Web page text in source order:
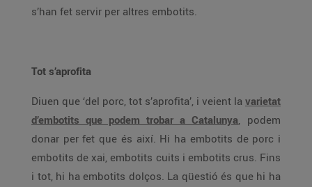
s’han fet servir per altres embotits.
Tot s’aprofita
Diuen que ‘del porc, tot s’aprofita’, i veient la varietat
d’embotits que podem trobar a Catalunya, podem
donar per fet que és així. Hi ha embotits de porc i
embotits de xai, embotits cuits i embotits crus. Fins
i tot, hi ha embotits dolços. La qüestió és que hi ha